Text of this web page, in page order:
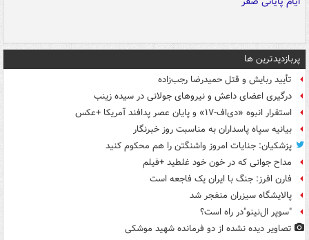
پربازدیدترین ها
تأیید ربایش و قتل حمیدرضا رجب‌زاده
درگیری اعضای داعش و نیروهای جولانی در سیده زینب
استقرار انبوه «دی‌اف‑۱۷» و پایان عصر پدافند آمریکا +عکس
بیانیه سپاه پاسداران به مناسبت روز خبرنگار
پزشکیان: جنایات امروز واشنگتن را هم محکوم کنید
مداح جوانی که در خون خود غلطید +فیلم
فارن افرز: جنگ با ایران یک فاجعه است
پالایشگاه سیزران منفجر شد
"سوپر ال‌نینو"در راه است؟
تصاویر دیده‌ نشده از دو فرمانده شهید موشکی